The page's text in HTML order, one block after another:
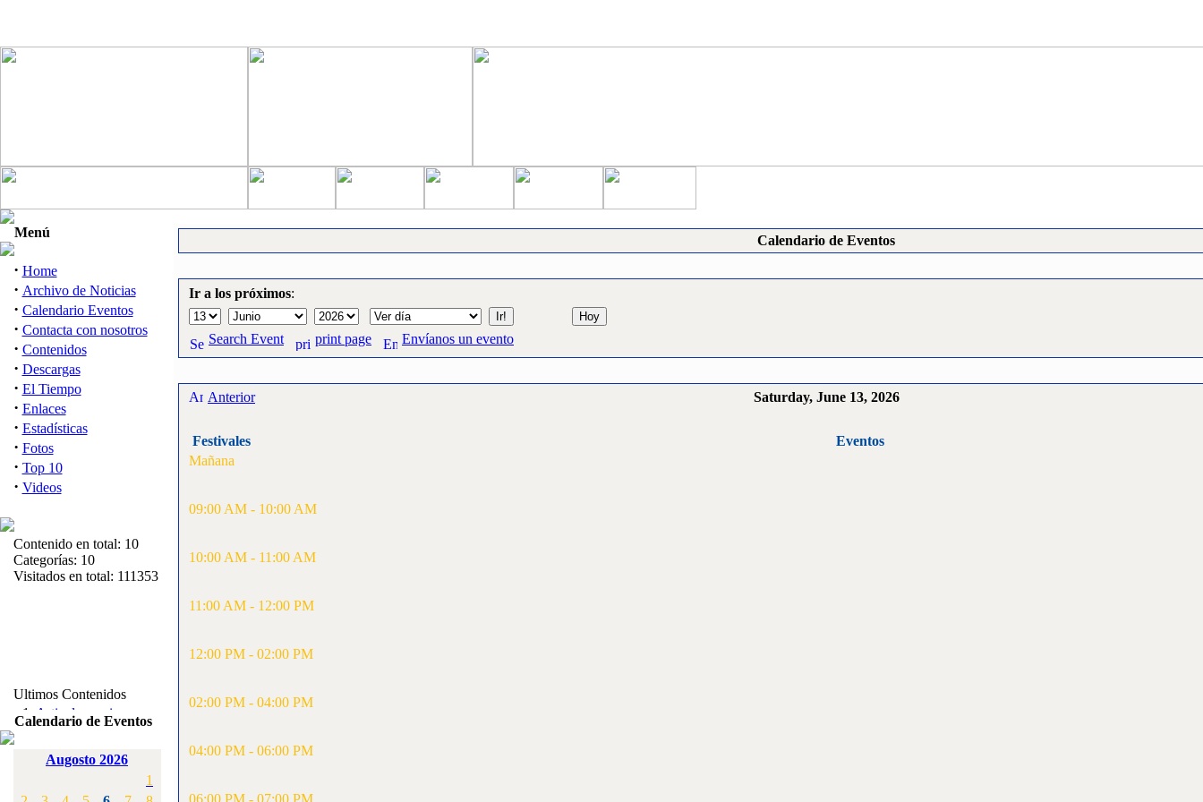
Menú
· Home
· Archivo de Noticias
· Calendario Eventos
· Contacta con nosotros
· Contenidos
· Descargas
· El Tiempo
· Enlaces
· Estadísticas
· Fotos
· Top 10
· Videos
Contenido en total: 10
Categorías: 10
Visitados en total: 111353
Ultimos Contenidos
1:
Articulos varios
[Visitas: 5711]
Campeonato de
[Visitas: 4133]
Calendario de Eventos
Augosto 2026
1
Calendario de Eventos
Ir a los próximos:
Search Event print page Envíanos un evento
Anterior Saturday, June 13, 2026
Festivales
Mañana
09:00 AM - 10:00 AM
10:00 AM - 11:00 AM
11:00 AM - 12:00 PM
12:00 PM - 02:00 PM
02:00 PM - 04:00 PM
04:00 PM - 06:00 PM
06:00 PM - 07:00 PM
Eventos